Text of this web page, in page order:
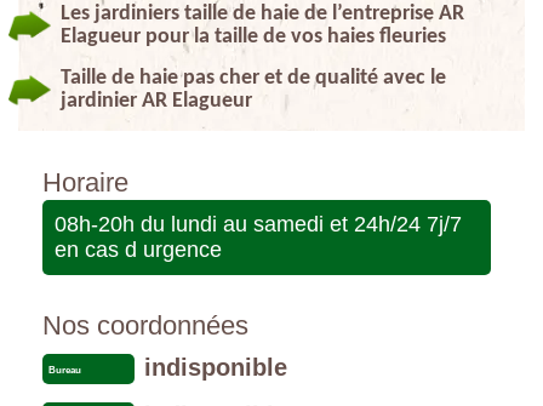
Les jardiniers taille de haie de l’entreprise AR
Elagueur pour la taille de vos haies fleuries
Taille de haie pas cher et de qualité avec le
jardinier AR Elagueur
Horaire
08h-20h du lundi au samedi et 24h/24 7j/7
en cas d urgence
Nos coordonnées
Bureau indisponible